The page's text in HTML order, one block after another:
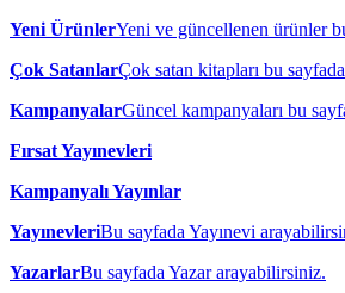
Yeni ÜrünlerYeni ve güncellenen ürünler
Çok SatanlarÇok satan kitapları bu
KampanyalarGüncel kampanyaları bu
Fırsat Yayınevleri
Kampanyalı Yayınlar
YayınevleriBu sayfada Yayınevi
YazarlarBu sayfada Yazar arayabilirsiniz.